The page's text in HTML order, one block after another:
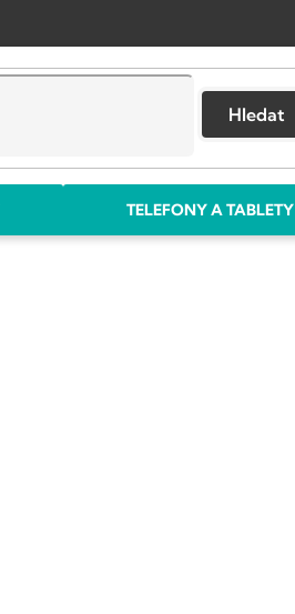
Hledat
TELEFONY A TABLETY